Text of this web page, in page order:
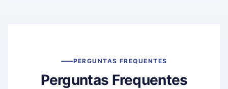
PERGUNTAS FREQUENTES
Perguntas Frequentes